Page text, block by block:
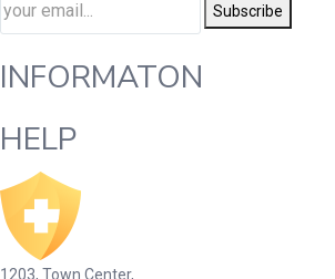
Subscribe
INFORMATON
HELP
1203, Town Center,